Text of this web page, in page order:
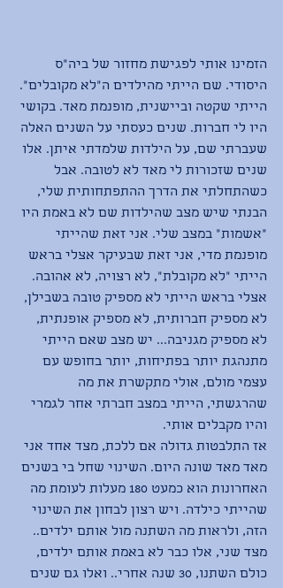
הזמינו אותי לפגישת מחזור של ביה״ס
היסודי. שם הייתי מהילדים ה״לא מקובלים״.
הייתי שקטה וביישנית, מופנמת מאד. בקושי
היו לי חברות. שנים כעסתי על השנים האלה
שעברתי שם, על הילדות שלמדתי איתן. אלו
שנים שזכורות לי מאד לא לטובה. אבל
כשהתחלתי את הדרך ההתפתחותית שלי,
הבנתי שיש מצב שהילדות שם לא באמת היו
״אשמות״ במצב שלי. אני זאת שהייתי
מופנמת מדי, אני זאת שבעיקר אצלי בראש
הייתי ״לא מקובלת״, לא רצויה, לא אהובה.
אצלי בראש הייתי לא מספיק טובה בשבילן,
לא מספיק חברותית, לא מספיק אופנתית,
לא מספיק מגניבה... יש מצב שאם הייתי
מתנהגת יותר בפתיחות, יותר בחופש עם
עצמי מולם, אולי מתקשרת את מה
שהרגשתי, הייתי במצב חברתי אחר לגמרי
והיו מקבלים אותי.
אז התלבטות גדולה אם ללכת, מצד אחד אני
מאד מאד שונה היום. השינוי שחל בי בשנים
האחרונות הוא כמעט 180 מעלות לעומת מה
שהייתי כילדה. ויש רצון לבחון את השינוי
הזה, ולראות מה השתנה מול אותם ילדים..
מצד שני, אלו כבר לא באמת אותם ילדים,
כולם השתנו, 30 שנה אחרי.. ואלו גם שנים